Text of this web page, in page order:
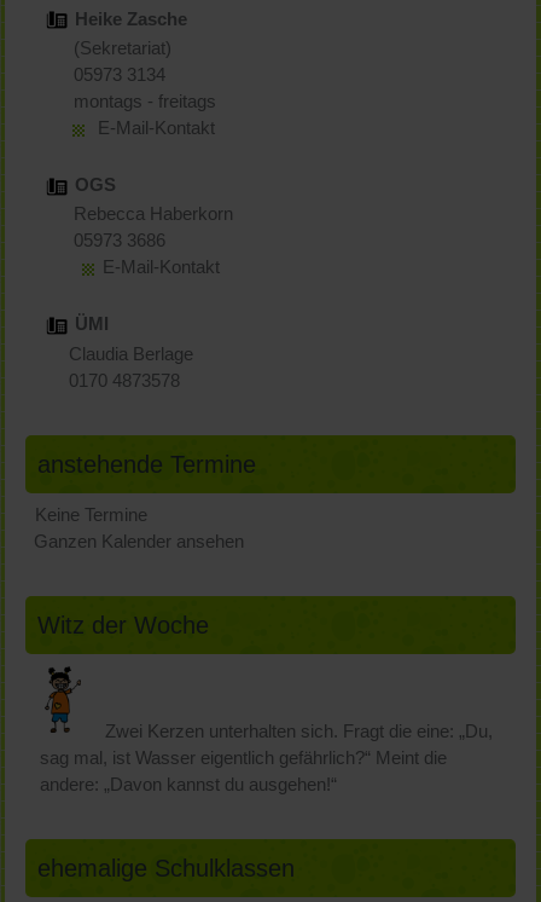
Heike Zasche
(Sekretariat)
05973 3134
montags - freitags
E-Mail-Kontakt
OGS
Rebecca Haberkorn
05973 3686
E-Mail-Kontakt
ÜMI
Claudia Berlage
0170 4873578
anstehende Termine
Keine Termine
Ganzen Kalender ansehen
Witz der Woche
Zwei Kerzen unterhalten sich. Fragt die eine: „Du,
sag mal, ist Wasser eigentlich gefährlich?“ Meint die
andere: „Davon kannst du ausgehen!“
ehemalige Schulklassen